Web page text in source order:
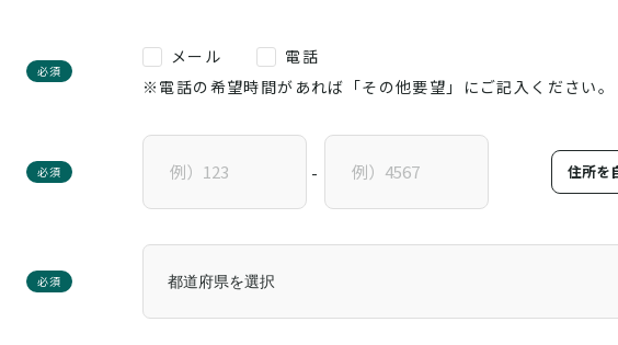
必須
メール
電話
※電話の希望時間があれば「その他要望」にご記入ください。
必須 - 住所を
必須